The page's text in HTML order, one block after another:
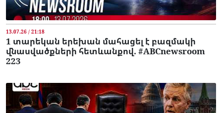
13.07.26 / 21:18
1 տարեկան երեխան մահացել է բազմակի
վնասվածքների հետևանքով. #ABCnewsroom
223